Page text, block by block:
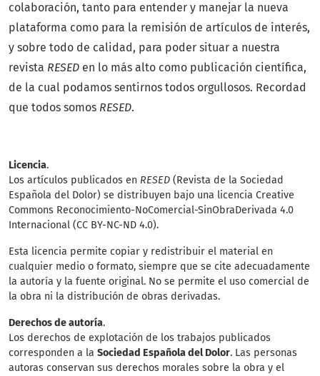
colaboración, tanto para entender y manejar la nueva
plataforma como para la remisión de artículos de interés,
y sobre todo de calidad, para poder situar a nuestra
revista RESED en lo más alto como publicación científica,
de la cual podamos sentirnos todos orgullosos. Recordad
que todos somos RESED.
Licencia.
Los artículos publicados en RESED (Revista de la Sociedad
Española del Dolor) se distribuyen bajo una licencia Creative
Commons Reconocimiento-NoComercial-SinObraDerivada 4.0
Internacional (CC BY-NC-ND 4.0).
Esta licencia permite copiar y redistribuir el material en
cualquier medio o formato, siempre que se cite adecuadamente
la autoría y la fuente original. No se permite el uso comercial de
la obra ni la distribución de obras derivadas.
Derechos de autoría.
Los derechos de explotación de los trabajos publicados
corresponden a la Sociedad Española del Dolor. Las personas
autoras conservan sus derechos morales sobre la obra y el